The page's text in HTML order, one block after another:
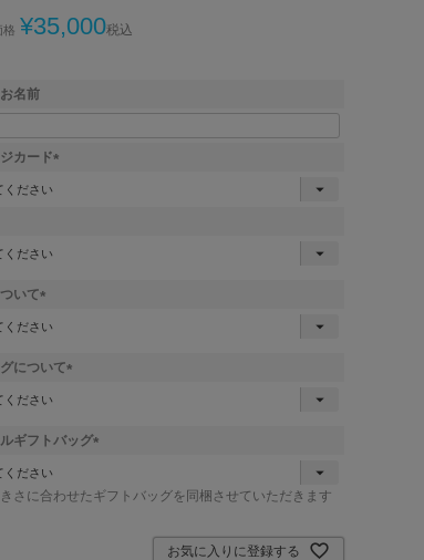
格 ¥35,000税込
名前
カード
いて
について
須
ギフトバッグ
須
さに合わせたギフトバッグを同梱させていただきます
お気に入りに登録する